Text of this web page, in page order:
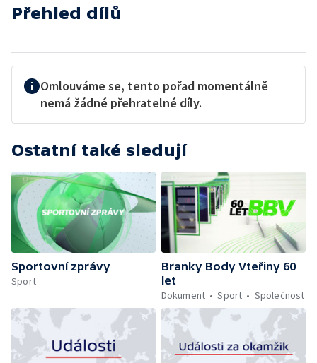
Přehled dílů
Omlouváme se, tento pořad momentálně
nemá žádné přehratelné díly.
Ostatní také sledují
Sportovní zprávy
Sport
Branky Body Vteřiny 60
let
Dokument
Sport Společnost